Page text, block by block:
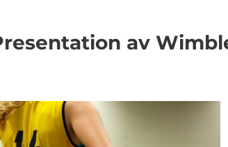
av